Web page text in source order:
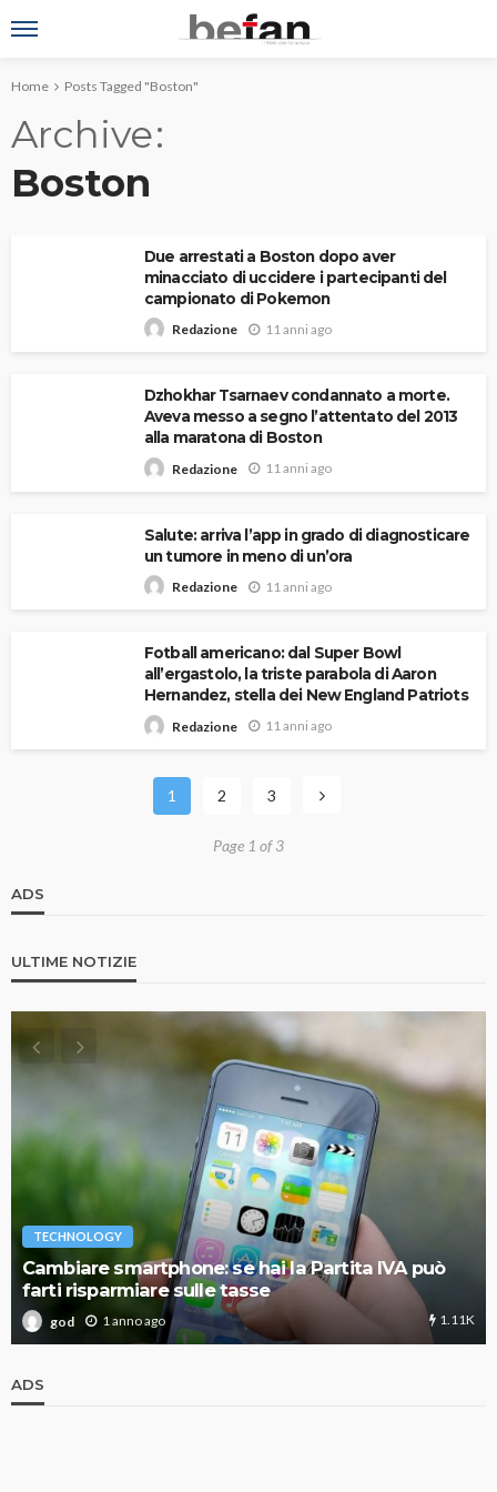
Home Posts Tagged "Boston"
Archive
Boston
Due arrestati a Boston dopo aver
minacciato di uccidere i partecipanti del
campionato di Pokemon
Redazione 11 anni ago
Dzhokhar Tsarnaev condannato a morte.
Aveva messo a segno l’attentato del 2013
alla maratona di Boston
Redazione 11 anni ago
Salute: arriva l’app in grado di diagnosticare
un tumore in meno di un’ora
Redazione 11 anni ago
Fotball americano: dal Super Bowl
all’ergastolo, la triste parabola di Aaron
Hernandez, stella dei New England Patriots
Redazione 11 anni ago
1 2 3
Page 1 of 3
ADS
ULTIME NOTIZIE
TECHNOLOGY
Cambiare smartphone: se hai la Partita IVA può
farti risparmiare sulle tasse
god 1 anno ago 1.11K
ADS